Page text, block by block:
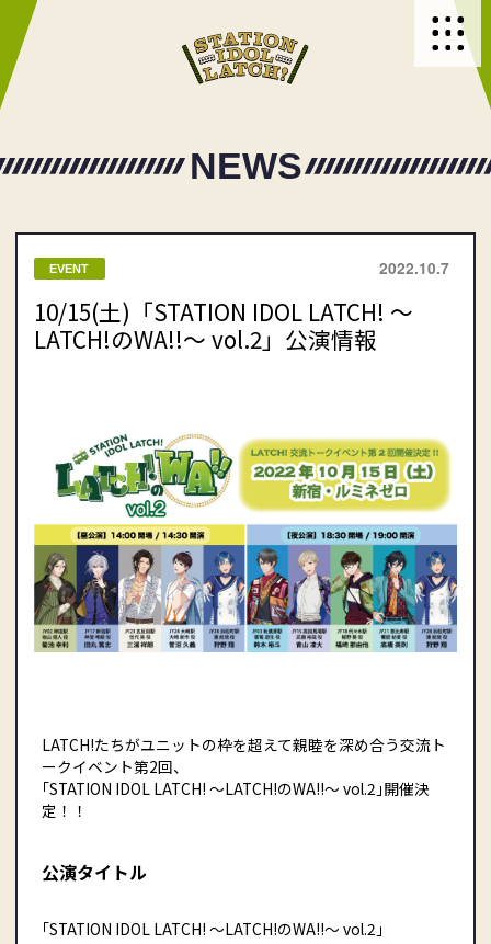
NEWS
EVENT 2022.10.7
10/15(土)「STATION IDOL LATCH! 〜
LATCH!のWA!!〜 vol.2」公演情報
LATCH!たちがユニットの枠を超えて親睦を深め合う交流ト
ークイベント第2回、
｢STATION IDOL LATCH! 〜LATCH!のWA!!〜 vol.2｣開催決
定！！
公演タイトル
｢STATION IDOL LATCH! 〜LATCH!のWA!!〜 vol.2｣